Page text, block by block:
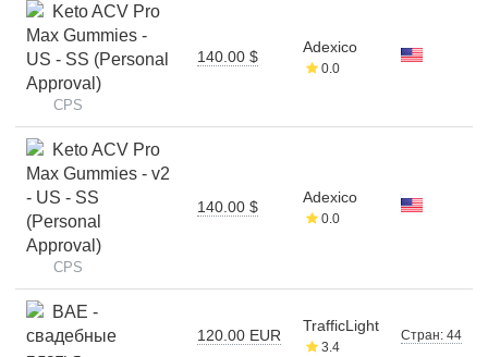
Keto ACV Pro
Max Gummies -
US - SS (Personal
Approval)
CPS
140.00 $
Adexico
0.0
Keto ACV Pro
Max Gummies - v2
- US - SS
(Personal
Approval)
CPS
140.00 $
Adexico
0.0
BAE -
свадебные
120.00 EUR
TrafficLight
3.4
Стран: 44